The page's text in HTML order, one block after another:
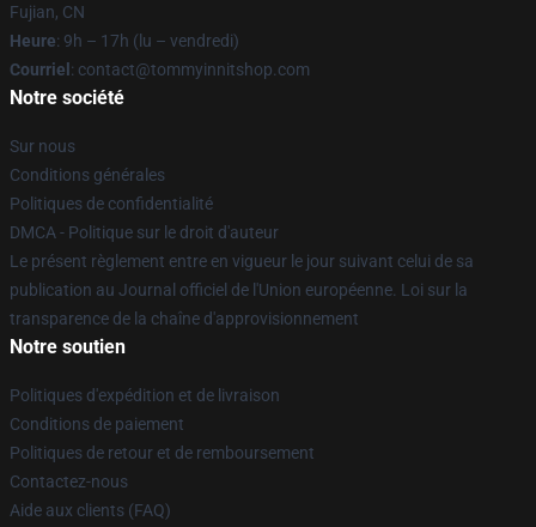
Fujian, CN
Heure: 9h – 17h (lu – vendredi)
Courriel : contact@tommyinnitshop.com
Notre société
Sur nous
Conditions générales
Politiques de confidentialité
DMCA - Politique sur le droit d'auteur
Le présent règlement entre en vigueur le jour suivant celui de sa
publication au Journal officiel de l'Union européenne. Loi sur la
transparence de la chaîne d'approvisionnement
Notre soutien
Politiques d'expédition et de livraison
Conditions de paiement
Politiques de retour et de remboursement
Contactez-nous
Aide aux clients (FAQ)